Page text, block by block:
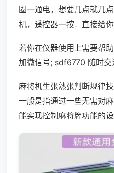
圈一通电，想要几点就几
机，遥控器一按，直接给你
若你在仪器使用上需要帮
加微信号; sdf6770 随时交
麻将机生张熟张判断规律
一般是指通过一些无需对
能实现控制麻将牌功能的设